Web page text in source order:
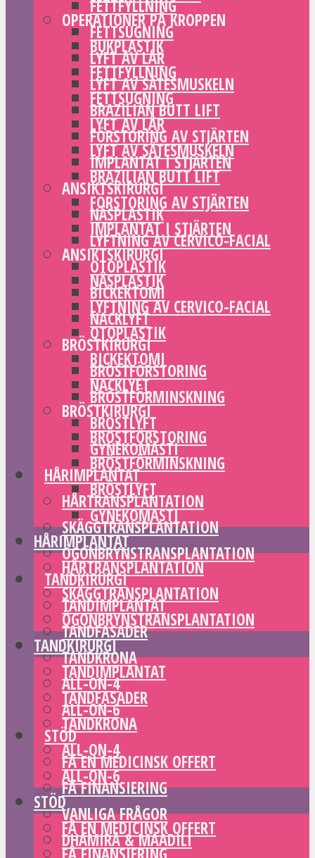
FETTFYLLNING
FETTSUGNING
LYFT AV LÅR
LYFT AV SÄTESMUSKELN
BRAZILIAN BUTT LIFT
FÖRSTORING AV STJÄRTEN
IMPLANTAT I STJÄRTEN
ANSIKTSKIRURGI
NÄSPLASTIK
LYFTNING AV CERVICO-FACIAL
OTOPLASTIK
BICKEKTOMI
NACKLYFT
BRÖSTKIRURGI
BRÖSTFÖRSTORING
BRÖSTFÖRMINSKNING
BRÖSTLYFT
GYNEKOMASTI
HÅRIMPLANTAT
HÅRTRANSPLANTATION
SKÄGGTRANSPLANTATION
ÖGONBRYNSTRANSPLANTATION
TANDKIRURGI
TANDIMPLANTAT
TANDFASADER
TANDKRONA
ALL-ON-4
ALL-ON-6
STÖD
FÅ EN MEDICINSK OFFERT
FÅ FINANSIERING
VANLIGA FRÅGOR
DHAMIRA & MAADILI
OPERATIONER PÅ KROPPEN
BUKPLASTIK
FETTFYLLNING
FETTSUGNING
LYFT AV LÅR
LYFT AV SÄTESMUSKELN
BRAZILIAN BUTT LIFT
FÖRSTORING AV STJÄRTEN
IMPLANTAT I STJÄRTEN
ANSIKTSKIRURGI
NÄSPLASTIK
LYFTNING AV CERVICO-FACIAL
OTOPLASTIK
BICKEKTOMI
NACKLYFT
BRÖSTKIRURGI
BRÖSTFÖRSTORING
BRÖSTFÖRMINSKNING
BRÖSTLYFT
GYNEKOMASTI
HÅRIMPLANTAT
HÅRTRANSPLANTATION
SKÄGGTRANSPLANTATION
ÖGONBRYNSTRANSPLANTATION
TANDKIRURGI
TANDIMPLANTAT
TANDFASADER
TANDKRONA
ALL-ON-4
ALL-ON-6
STÖD
FÅ EN MEDICINSK OFFERT